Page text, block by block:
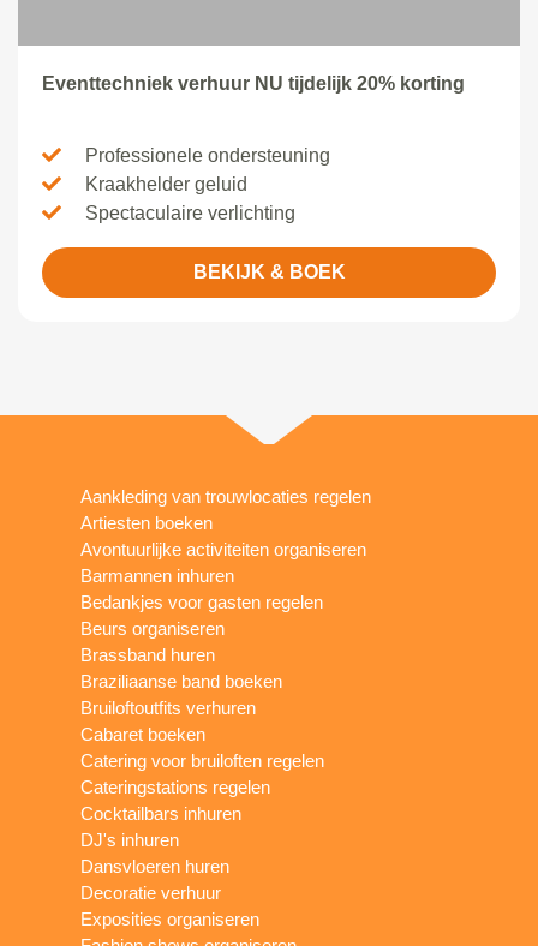
Eventtechniek verhuur NU tijdelijk 20% korting
Professionele ondersteuning
Kraakhelder geluid
Spectaculaire verlichting
BEKIJK & BOEK
Aankleding van trouwlocaties regelen
Artiesten boeken
Avontuurlijke activiteiten organiseren
Barmannen inhuren
Bedankjes voor gasten regelen
Beurs organiseren
Brassband huren
Braziliaanse band boeken
Bruiloftoutfits verhuren
Cabaret boeken
Catering voor bruiloften regelen
Cateringstations regelen
Cocktailbars inhuren
DJ's inhuren
Dansvloeren huren
Decoratie verhuur
Exposities organiseren